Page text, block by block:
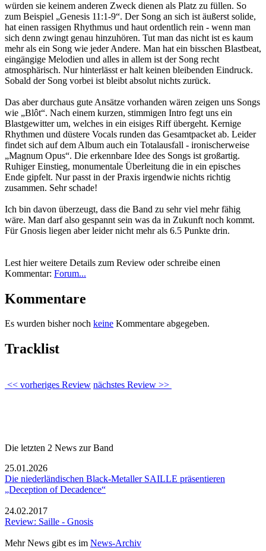
würden sie keinem anderen Zweck dienen als Platz zu füllen. So
zum Beispiel „Genesis 11:1-9“. Der Song an sich ist äußerst solide,
hat einen rassigen Rhythmus und haut ordentlich rein - wenn man
sich denn zwingt genau hinzuhören. Tut man das nicht ist es kaum
mehr als ein Song wie jeder Andere. Man hat ein bisschen Blastbeat,
eingängige Melodien und alles in allem ist der Song recht
atmosphärisch. Nur hinterlässt er halt keinen bleibenden Eindruck.
Sobald der Song vorbei ist bleibt absolut nichts zurück.
Das aber durchaus gute Ansätze vorhanden wären zeigen uns Songs
wie „Blôt“. Nach einem kurzen, stimmigen Intro fegt uns ein
Blastgewitter um, welches in ein eisiges Riff übergeht. Kernige
Rhythmen und düstere Vocals runden das Gesamtpacket ab. Leider
findet sich auf dem Album auch ein Totalausfall - ironischerweise
„Magnum Opus“. Die erkennbare Idee des Songs ist großartig.
Ruhiger Einstieg, monumentale Überleitung die in ein episches
Ende gipfelt. Nur passt in der Praxis irgendwie nichts richtig
zusammen. Sehr schade!
Ich bin davon überzeugt, dass die Band zu sehr viel mehr fähig
wäre. Man darf also gespannt sein was da in Zukunft noch kommt.
Für Gnosis liegen aber leider nicht mehr als 6.5 Punkte drin.
Lest hier weitere Details zum Review oder schreibe einen
Kommentar: Forum...
Kommentare
Es wurden bisher noch keine Kommentare abgegeben.
Tracklist
<< vorheriges Review nächstes Review >>
Die letzten 2 News zur Band
25.01.2026
Die niederländischen Black-Metaller SAILLE präsentieren
„Deception of Decadence“
24.02.2017
Review: Saille - Gnosis
Mehr News gibt es im News-Archiv